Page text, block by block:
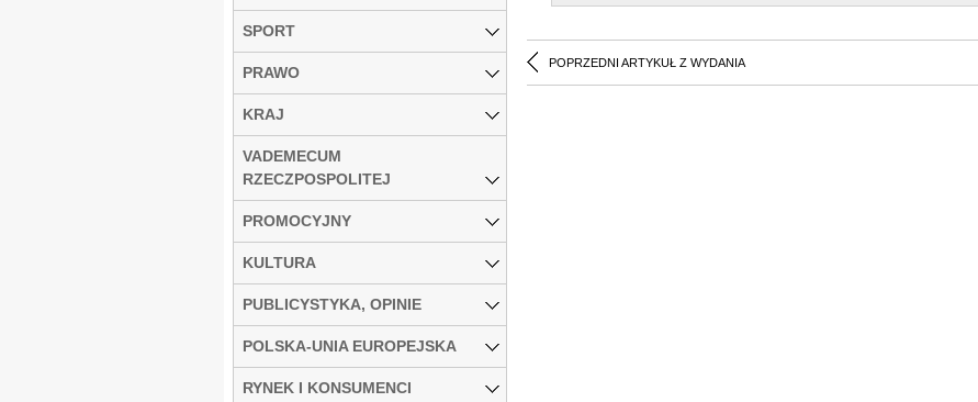
POPRZEDNI ARTYKUŁ Z WYDANIA
SPORT
PRAWO
KRAJ
VADEMECUM
RZECZPOSPOLITEJ
PROMOCYJNY
KULTURA
PUBLICYSTYKA, OPINIE
POLSKA-UNIA EUROPEJSKA
RYNEK I KONSUMENCI